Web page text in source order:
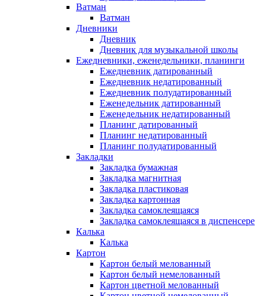
Ватман
Ватман
Дневники
Дневник
Дневник для музыкальной школы
Ежедневники, еженедельники, планинги
Ежедневник датированный
Ежедневник недатированный
Ежедневник полудатированный
Еженедельник датированный
Еженедельник недатированный
Планинг датированный
Планинг недатированный
Планинг полудатированный
Закладки
Закладка бумажная
Закладка магнитная
Закладка пластиковая
Закладка картонная
Закладка самоклеящаяся
Закладка самоклеящаяся в диспенсере
Калька
Калька
Картон
Картон белый мелованный
Картон белый немелованный
Картон цветной мелованный